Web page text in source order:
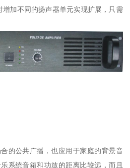
加不同的扬声器单元实现扩展，只需
的公共广播，也应用于家庭的背景音
系统音箱和功放的距离比较远，而且